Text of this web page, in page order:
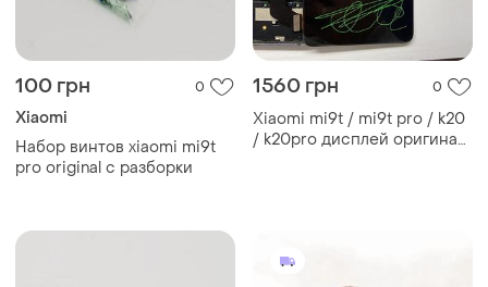
100 грн 0
Xiaomi
Набор винтов xiaomi mi9t
pro original с разборки
1560 грн 0
Xiaomi mi9t / mi9t pro / k20
/ k20pro дисплей оригинал